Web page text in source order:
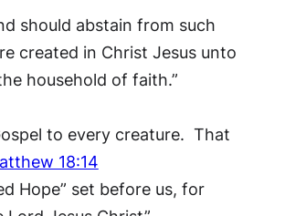
should abstain from such
created in Christ Jesus unto
household of faith.”
to every creature. That
18:14
Hope” set before us, for